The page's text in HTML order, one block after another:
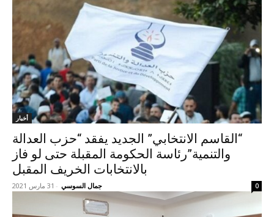
أخبار
“القاسم الانتخابي” الجديد يفقد “حزب العدالة
والتنمية”رئاسة الحكومة المقبلة حتى لو فاز
بالانتخابات الخريف المقبل
جمال السوسي - 31 مارس 2021 0